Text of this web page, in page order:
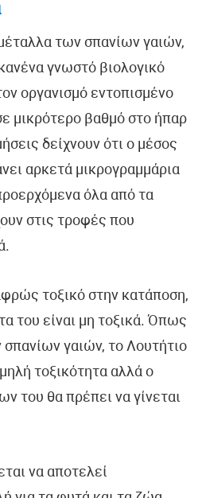
των σπανίων γαιών,
γνωστό βιολογικό
οργανισμό εντοπισμένο
μικρότερο βαθμό στο ήπαρ
δείχνουν ότι ο μέσος
αρκετά μικρογραμμάρια
όλα από τα
στις τροφές που
τοξικό στην κατάποση,
του είναι μη τοξικά. Όπως
γαιών, το Λουτήτιο
τοξικότητα αλλά ο
του θα πρέπει να γίνεται
να αποτελεί